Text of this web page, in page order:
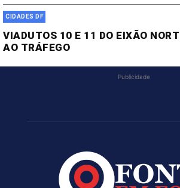
CIDADES DF
VIADUTOS 10 E 11 DO EIXÃO
AO TRÁFEGO
Publicidade